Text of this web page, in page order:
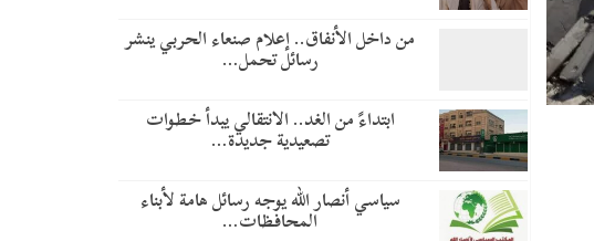
من داخل الأنفاق.. إعلام صنعاء الحربي ينشر
رسائل تحمل…
​ابتداءً من الغد.. الانتقالي يبدأ خطوات
تصعيدية جديدة…
سياسي أنصار الله يوجه رسائل هامة لأبناء
المحافظات…